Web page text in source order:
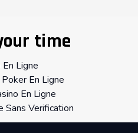
time
En Ligne
En Ligne
En Ligne
Sans Verification